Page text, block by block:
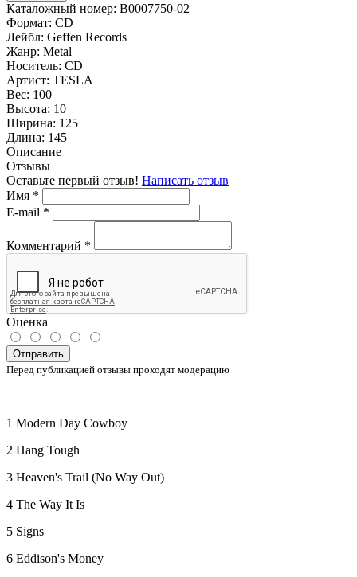
Каталожный номер: B0007750-02
Формат: CD
Лейбл: Geffen Records
Жанр: Metal
Носитель: CD
Артист: TESLA
Вес: 100
Высота: 10
Ширина: 125
Длина: 145
Описание
Отзывы
Оставьте первый отзыв! Написать отзыв
Имя *
E-mail *
Комментарий *
Оценка
Отправить
Перед публикацией отзывы проходят модерацию
1 Modern Day Cowboy
2 Hang Tough
3 Heaven's Trail (No Way Out)
4 The Way It Is
5 Signs
6 Eddison's Money